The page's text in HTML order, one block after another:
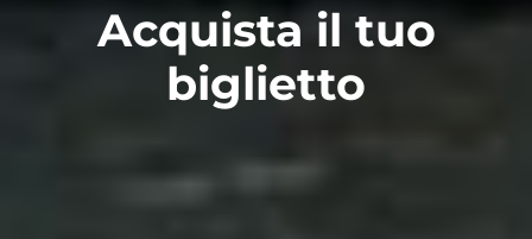
Acquista il tuo
biglietto